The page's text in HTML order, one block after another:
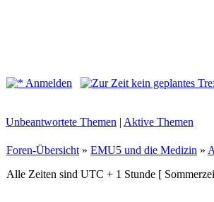
Anmelden
Unbeantwortete Themen | Aktive Themen
Foren-Übersicht » EMU5 und die Medizin »
Alle Zeiten sind UTC + 1 Stunde [